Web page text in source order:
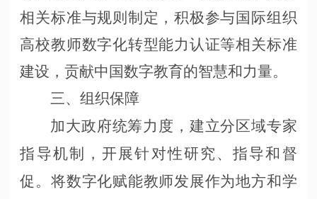
相关标准与规则制定，积极参与国际组织
高校教师数字化转型能力认证等相关标准
建设，贡献中国数字教育的智慧和力量。
三、组织保障
加大政府统筹力度，建立分区域专家
指导机制，开展针对性研究、指导和督
促。将数字化赋能教师发展作为地方和学